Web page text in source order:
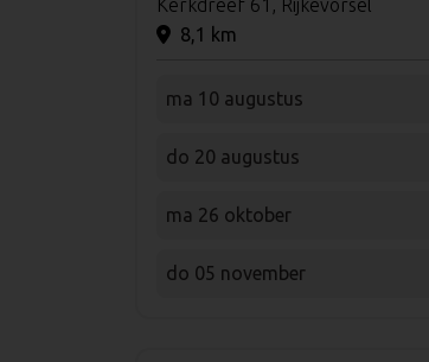
Kerkdreef 61, Rijkevorsel
8,1 km
ma 10 augustus
do 20 augustus
ma 26 oktober
do 05 november